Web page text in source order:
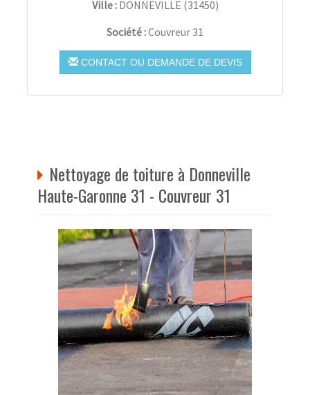
Ville : DONNEVILLE (31450)
Société :Couvreur 31
CONTACT OU DEMANDE DE DEVIS
Nettoyage de toiture à Donneville
Haute-Garonne 31 - Couvreur 31